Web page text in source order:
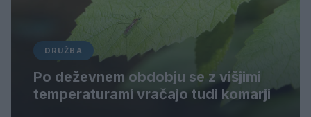
DRUŽBA
Po deževnem obdobju se z višjimi
temperaturami vračajo tudi komarji